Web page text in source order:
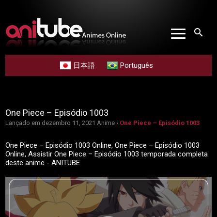
search
日本語 Português
One Piece – Episódio 1003
Lançado em dezembro 11, 2021 Anime › One Piece – Episódio 1003
One Piece – Episódio 1003 Online, One Piece – Episódio 1003
Online, Assistir One Piece – Episódio 1003 temporada completa
deste anime - ANITUBE